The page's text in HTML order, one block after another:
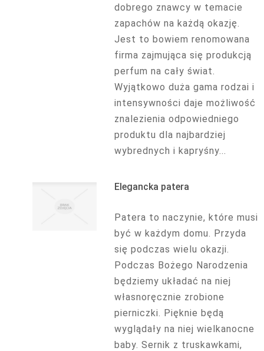
dobrego znawcy w temacie
zapachów na każdą okazję.
Jest to bowiem renomowana
firma zajmująca się produkcją
perfum na cały świat.
Wyjątkowo duża gama rodzai i
intensywności daje możliwość
znalezienia odpowiedniego
produktu dla najbardziej
wybrednych i kapryśny...
Elegancka patera
Patera to naczynie, które musi
być w każdym domu. Przyda
się podczas wielu okazji.
Podczas Bożego Narodzenia
będziemy układać na niej
własnoręcznie zrobione
pierniczki. Pięknie będą
wyglądały na niej wielkanocne
baby. Sernik z truskawkami,